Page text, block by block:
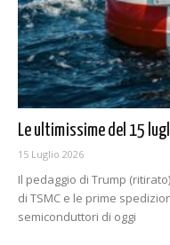
Le ultimissime del 15
15 Luglio 2026
Il pedaggio di Trump
di TSMC e le prime
semiconduttori di oggi